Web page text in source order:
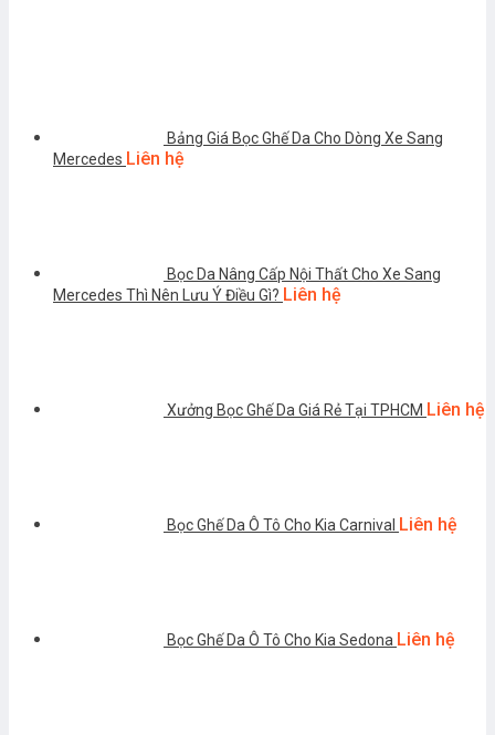
Bảng Giá Bọc Ghế Da Cho Dòng Xe Sang
Mercedes Liên hệ
Bọc Da Nâng Cấp Nội Thất Cho Xe Sang
Mercedes Thì Nên Lưu Ý Điều Gì? Liên hệ
Xưởng Bọc Ghế Da Giá Rẻ Tại TPHCM Liên hệ
Bọc Ghế Da Ô Tô Cho Kia Carnival Liên hệ
Bọc Ghế Da Ô Tô Cho Kia Sedona Liên hệ